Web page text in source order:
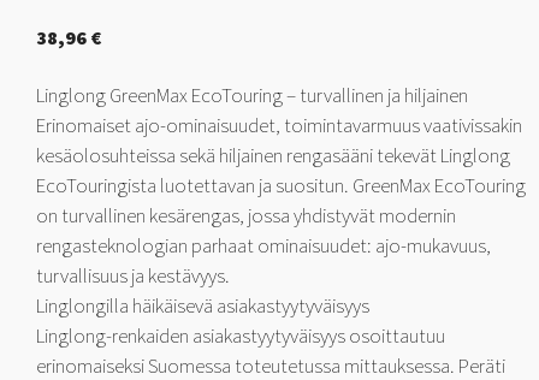
38,96 €
Linglong GreenMax EcoTouring – turvallinen ja hiljainen
Erinomaiset ajo-ominaisuudet, toimintavarmuus vaativissakin
kesäolosuhteissa sekä hiljainen rengasääni tekevät Linglong
EcoTouringista luotettavan ja suositun. GreenMax EcoTouring
on turvallinen kesärengas, jossa yhdistyvät modernin
rengasteknologian parhaat ominaisuudet: ajo-mukavuus,
turvallisuus ja kestävyys.
Linglongilla häikäisevä asiakastyytyväisyys
Linglong-renkaiden asiakastyytyväisyys osoittautuu
erinomaiseksi Suomessa toteutetussa mittauksessa. Peräti